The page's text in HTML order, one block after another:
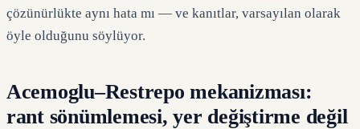
çözünürlükte aynı hata mı — ve kanıtlar, varsayılan olarak
öyle olduğunu söylüyor.
Acemoglu–Restrepo mekanizması:
rant sönümlemesi, yer değiştirme değil